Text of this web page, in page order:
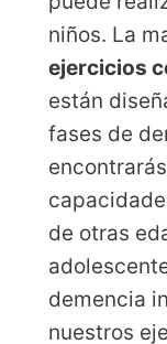
niños. La
ejercicios
están
fases de
de otras
demencia
nuestros